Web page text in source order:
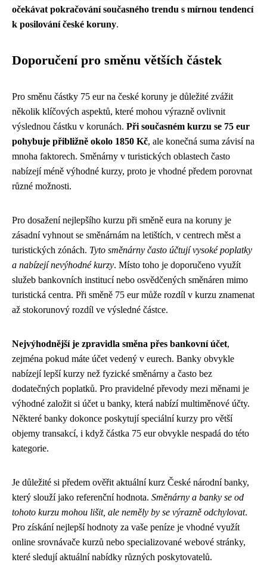
očekávat pokračování současného trendu s mírnou tendencí
k posilování české koruny.
Doporučení pro směnu větších částek
Pro směnu částky 75 eur na české koruny je důležité zvážit
několik klíčových aspektů, které mohou výrazně ovlivnit
výslednou částku v korunách. Při současném kurzu se 75 eur
pohybuje přibližně okolo 1850 Kč, ale konečná suma závisí na
mnoha faktorech. Směnárny v turistických oblastech často
nabízejí méně výhodné kurzy, proto je vhodné předem porovnat
různé možnosti.
Pro dosažení nejlepšího kurzu při směně eura na koruny je
zásadní vyhnout se směnárnám na letištích, v centrech měst a
turistických zónách. Tyto směnárny často účtují vysoké poplatky
a nabízejí nevýhodné kurzy. Místo toho je doporučeno využít
služeb bankovních institucí nebo osvědčených směnáren mimo
turistická centra. Při směně 75 eur může rozdíl v kurzu znamenat
až stokorunový rozdíl ve výsledné částce.
Nejvýhodnější je zpravidla směna přes bankovní účet,
zejména pokud máte účet vedený v eurech. Banky obvykle
nabízejí lepší kurzy než fyzické směnárny a často bez
dodatečných poplatků. Pro pravidelné převody mezi měnami je
výhodné založit si účet u banky, která nabízí multiměnové účty.
Některé banky dokonce poskytují speciální kurzy pro větší
objemy transakcí, i když částka 75 eur obvykle nespadá do této
kategorie.
Je důležité si předem ověřit aktuální kurz České národní banky,
který slouží jako referenční hodnota. Směnárny a banky se od
tohoto kurzu mohou lišit, ale neměly by se výrazně odchylovat.
Pro získání nejlepší hodnoty za vaše peníze je vhodné využít
online srovnávače kurzů nebo specializované webové stránky,
které sledují aktuální nabídky různých poskytovatelů.